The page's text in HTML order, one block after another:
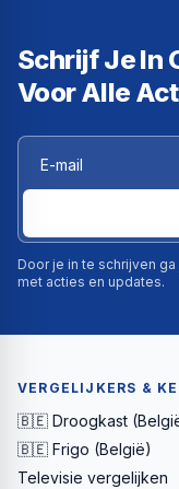
Schrijf Je In
Voor Alle
Door je in te schrijven
met acties en updates.
VERGELIJKERS &
🇧🇪 Droogkast
🇧🇪 Frigo (België)
Televisie vergelijken